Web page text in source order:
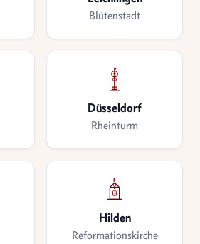
Blütenstadt
Düsseldorf
Rheinturm
Hilden
Reformationskirche